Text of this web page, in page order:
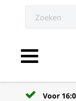
Toggle navigation
Voor